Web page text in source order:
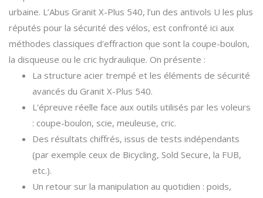
urbaine. L’Abus Granit X-Plus 540, l’un des antivols U les plus
réputés pour la sécurité des vélos, est confronté ici aux
méthodes classiques d'effraction que sont la coupe-boulon,
la disqueuse ou le cric hydraulique. On présente :
La structure acier trempé et les éléments de sécurité
avancés du Granit X-Plus 540.
L'épreuve réelle face aux outils utilisés par les voleurs
: coupe-boulon, scie, meuleuse, cric.
Des résultats chiffrés, issus de tests indépendants
(par exemple ceux de Bicycling, Sold Secure, la FUB,
etc.).
Un retour sur la manipulation au quotidien : poids,